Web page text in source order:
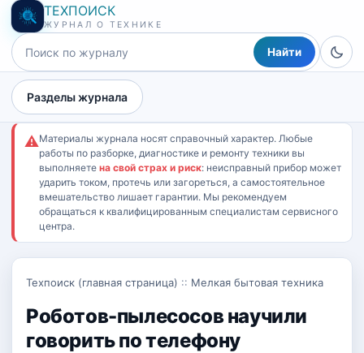
ТЕХПОИСК
ЖУРНАЛ О ТЕХНИКЕ
Найти
Разделы журнала
⚠Материалы журнала носят справочный характер. Любые
работы по разборке, диагностике и ремонту техники вы
выполняете на свой страх и риск: неисправный прибор может
ударить током, протечь или загореться, а самостоятельное
вмешательство лишает гарантии. Мы рекомендуем
обращаться к квалифицированным специалистам сервисного
центра.
Техпоиск (главная страница) :: Мелкая бытовая техника
Роботов-пылесосов научили
говорить по телефону